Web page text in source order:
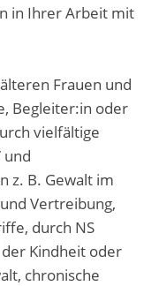
in Ihrer Arbeit mit
Frauen und
Begleiter:in oder
vielfältige
und
z. B. Gewalt im
Vertreibung,
durch NS
Kindheit oder
chronische